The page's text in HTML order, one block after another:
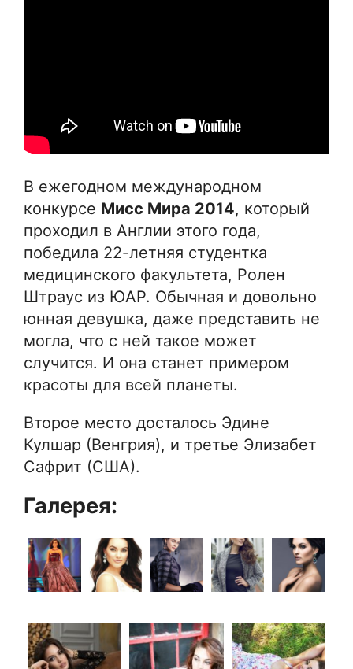
В ежегодном международном
конкурсе Мисс Мира 2014, который
проходил в Англии этого года,
победила 22-летняя студентка
медицинского факультета, Ролен
Штраус из ЮАР. Обычная и довольно
юнная девушка, даже представить не
могла, что с ней такое может
случится. И она станет примером
красоты для всей планеты.
Второе место досталось Эдине
Кулшар (Венгрия), и третье Элизабет
Сафрит (США).
Галерея: